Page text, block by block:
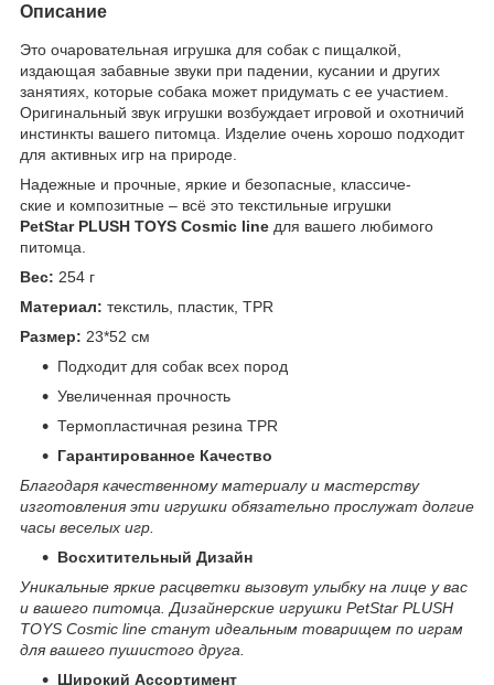
Описание
Это очаровательная игрушка для собак с пищалкой,
издающая забавные звуки при падении, кусании и других
занятиях, которые собака может придумать с ее участием.
Оригинальный звук игрушки возбуждает игровой и охотничий
инстинкты вашего питомца. Изделие очень хорошо подходит
для активных игр на природе.
Надежные и прочные, яркие и безопасные, классиче-
ские и композитные – всё это текстильные игрушки
PetStar PLUSH TOYS Cosmic line для вашего любимого
питомца.
Вес: 254 г
Материал: текстиль, пластик, TPR
Размер: 23*52 см
Подходит для собак всех пород
Увеличенная прочность
Термопластичная резина TPR
Гарантированное Качество
Благодаря качественному материалу и мастерству
изготовления эти игрушки обязательно прослужат долгие
часы веселых игр.
Восхитительный Дизайн
Уникальные яркие расцветки вызовут улыбку на лице у вас
и вашего питомца. Дизайнерские игрушки PetStar PLUSH
TOYS Cosmic line станут идеальным товарищем по играм
для вашего пушистого друга.
Широкий Ассортимент